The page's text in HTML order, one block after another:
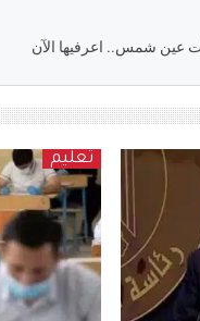
عين شمس.. اعرفيها الآن
تعليم